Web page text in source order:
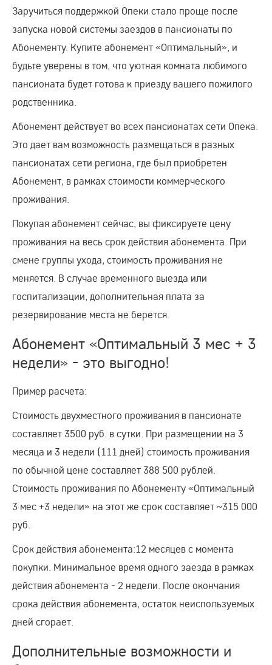
Заручиться поддержкой Опеки стало проще после
запуска новой системы заездов в пансионаты по
Абонементу. Купите абонемент «Оптимальный», и
будьте уверены в том, что уютная комната любимого
пансионата будет готова к приезду вашего пожилого
родственника.
Абонемент действует во всех пансионатах сети Опека.
Это дает вам возможность размещаться в разных
пансионатах сети региона, где был приобретен
Абонемент, в рамках стоимости коммерческого
проживания.
Покупая абонемент сейчас, вы фиксируете цену
проживания на весь срок действия абонемента. При
смене группы ухода, стоимость проживания не
меняется. В случае временного выезда или
госпитализации, дополнительная плата за
резервирование места не берется.
Абонемент «Оптимальный 3 мес + 3
недели» - это выгодно!
Пример расчета:
Стоимость двухместного проживания в пансионате
составляет 3500 руб. в сутки. При размещении на 3
месяца и 3 недели (111 дней) стоимость проживания
по обычной цене составляет 388 500 рублей.
Стоимость проживания по Абонементу «Оптимальный
3 мес +3 недели» на этот же срок составляет ~315 000
руб.
Срок действия абонемента:12 месяцев с момента
покупки. Минимальное время одного заезда в рамках
действия абонемента - 2 недели. После окончания
срока действия абонемента, остаток неиспользуемых
дней сгорает.
Дополнительные возможности и